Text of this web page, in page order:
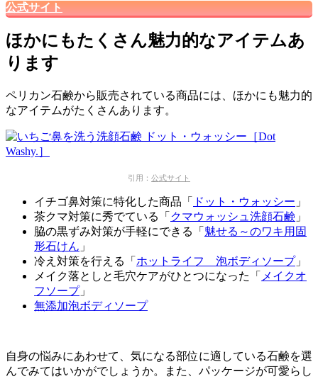
公式サイト
ほかにもたくさん魅力的なアイテムあ
ります
ペリカン石鹸から販売されている商品には、ほかにも魅力的
なアイテムがたくさんあります。
引用： 公式サイト
イチゴ鼻対策に特化した商品「 ドット・ウォッシー 」
茶クマ対策に秀でている「 クマウォッシュ洗顔石鹸 」
脇の黒ずみ対策が手軽にできる「 魅せる～のワキ用固
形石けん 」
冷え対策を行える「 ホットライフ 泡ボディソープ」
メイク落としと毛穴ケアがひとつになった「 メイクオ
フソープ」
無添加泡ボディソープ
自身の悩みにあわせて、気になる部位に適している石鹸を選
んでみてはいかがでしょうか。また、パッケージが可愛らし